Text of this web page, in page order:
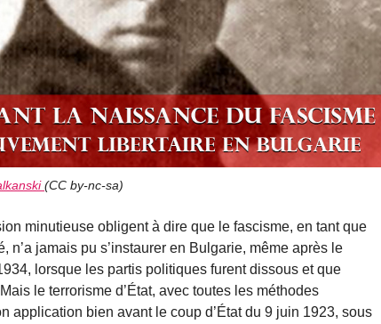
(CC by-nc-sa)
minutieuse obligent à dire que le fascisme, en tant que
n’a jamais pu s’instaurer en Bulgarie, même après le
lorsque les partis politiques furent dissous et que
le terrorisme d’État, avec toutes les méthodes
application bien avant le coup d’État du 9 juin 1923, sous